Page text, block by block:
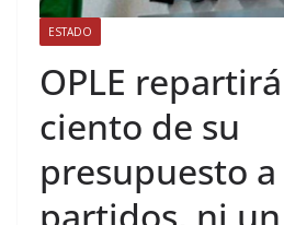
ESTADO
OPLE
ciento de su
presupuesto a